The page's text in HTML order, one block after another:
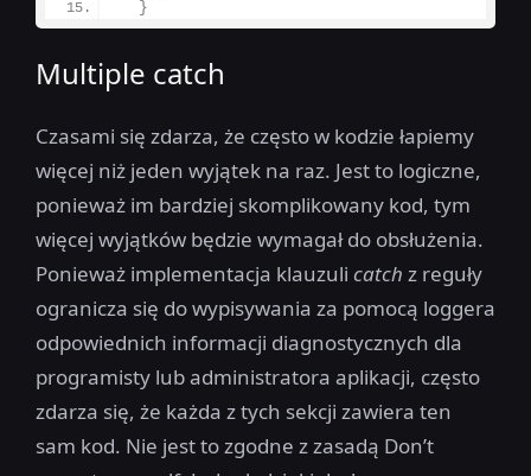
}
Multiple catch
Czasami się zdarza, że często w kodzie łapiemy
więcej niż jeden wyjątek na raz. Jest to logiczne,
ponieważ im bardziej skomplikowany kod, tym
więcej wyjątków będzie wymagał do obsłużenia.
Ponieważ implementacja klauzuli catch z reguły
ogranicza się do wypisywania za pomocą loggera
odpowiednich informacji diagnostycznych dla
programisty lub administratora aplikacji, często
zdarza się, że każda z tych sekcji zawiera ten
sam kod. Nie jest to zgodne z zasadą Don’t